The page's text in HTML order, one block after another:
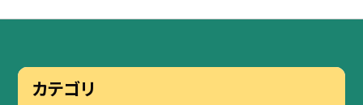
カテゴリ